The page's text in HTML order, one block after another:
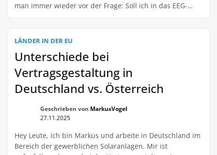
man immer wieder vor der Frage: Soll ich in das EEG-
Rahmenbedingungen erheblich auf die Wirtschaftlichkeit
meine Erfahrungen und Erkenntnisse zu […]
LÄNDER IN DER EU
Unterschiede bei
Vertragsgestaltung in
Deutschland vs. Österreich
Geschrieben von MarkusVogel
27.11.2025
Hey Leute, ich bin Markus und arbeite in Deutschland im
Bereich der gewerblichen Solaranlagen. Mir ist